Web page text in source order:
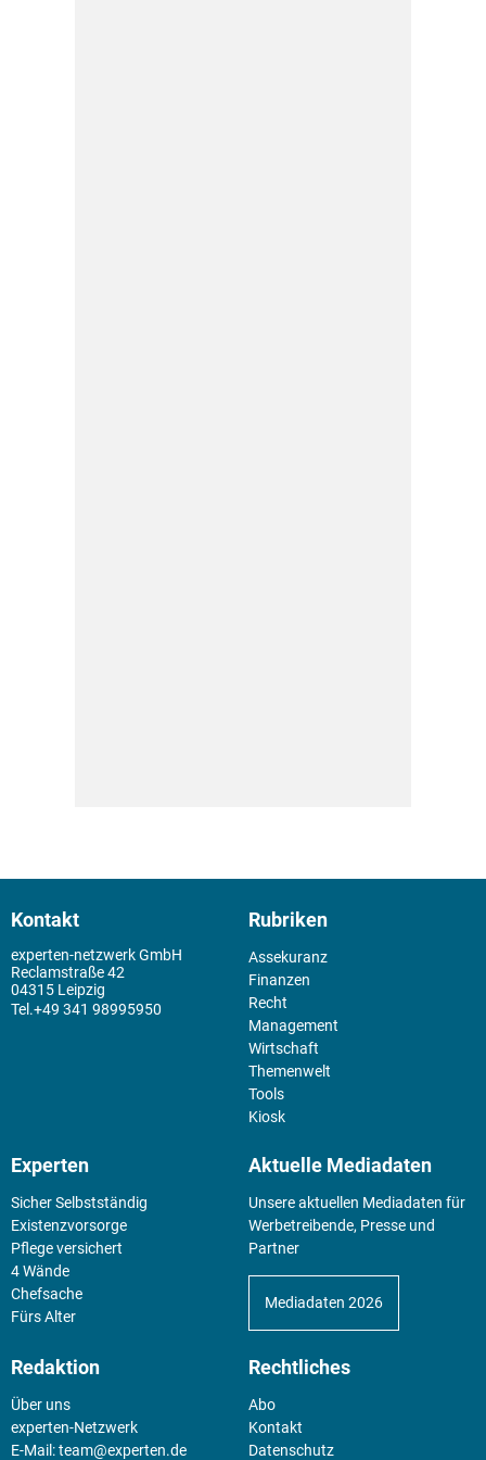
Kontakt
experten-netzwerk GmbH
Reclamstraße 42
04315 Leipzig
+49 341 98995950
Rubriken
Assekuranz
Finanzen
Recht
Management
Wirtschaft
Themenwelt
Tools
Kiosk
Experten
Sicher Selbstständig
Existenz­vorsorge
Pflege versichert
4 Wände
Chefsache
Fürs Alter
Aktuelle Mediadaten
Unsere aktuellen Mediadaten für
Werbetreibende, Presse und
Partner
Mediadaten 2026
Redaktion
Über uns
experten-Netzwerk
E-Mail:team@experten.de
Rechtliches
Abo
Kontakt
Datenschutz